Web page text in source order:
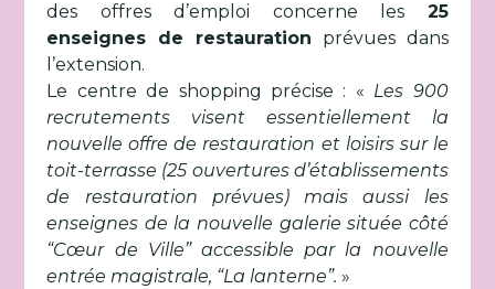
des offres d’emploi concerne les 25
enseignes de restauration prévues dans
l’extension.
Le centre de shopping précise : « Les 900
recrutements visent essentiellement la
nouvelle offre de restauration et loisirs sur le
toit-terrasse (25 ouvertures d’établissements
de restauration prévues) mais aussi les
enseignes de la nouvelle galerie située côté
“Cœur de Ville” accessible par la nouvelle
entrée magistrale, “La lanterne”.»